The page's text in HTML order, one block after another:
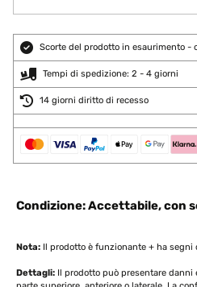
Scorte del prodotto in esaurimento -
Tempi di spedizione: 2 - 4 giorni
14 giorni diritto di recesso
Condizione: Accettabile, con
Nota: Il prodotto è funzionante + ha segni
Dettagli: Il prodotto può presentare